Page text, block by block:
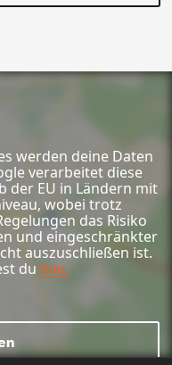
werden deine Daten
verarbeitet diese
der EU in Ländern mit
wobei trotz
das Risiko
und eingeschränkter
auszuschließen ist.
du hier.